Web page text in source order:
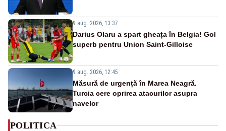
9 aug. 2026, 13:37
Darius Olaru a spart gheața în Belgia! Gol
superb pentru Union Saint-Gilloise
9 aug. 2026, 12:45
Măsură de urgență în Marea Neagră.
Turcia cere oprirea atacurilor asupra
navelor
POLITICA